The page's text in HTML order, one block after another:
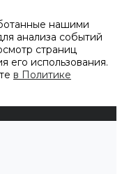
нашими
анализа событий
страниц
его использования.
в Политике